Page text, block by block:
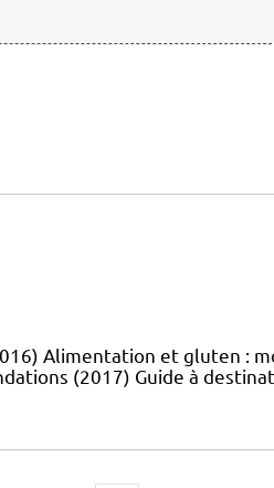
Alimentation et gluten :
(2017) Guide à